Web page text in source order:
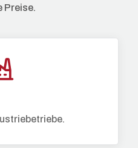
Preise.